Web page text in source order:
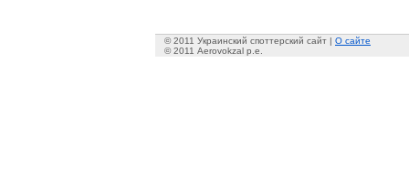
© 2011 Украинский споттерский сайт | О сайте
© 2011 Aerovokzal p.e.